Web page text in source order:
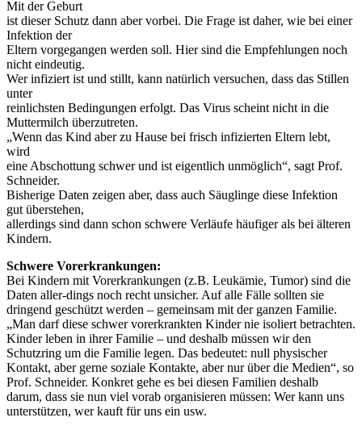
Mit der Geburt
ist dieser Schutz dann aber vorbei. Die Frage ist daher, wie bei einer
Infektion der
Eltern vorgegangen werden soll. Hier sind die Empfehlungen noch
nicht eindeutig.
Wer infiziert ist und stillt, kann natürlich versuchen, dass das Stillen
unter
reinlichsten Bedingungen erfolgt. Das Virus scheint nicht in die
Muttermilch überzutreten.
„Wenn das Kind aber zu Hause bei frisch infizierten Eltern lebt,
wird
eine Abschottung schwer und ist eigentlich unmöglich“, sagt Prof.
Schneider.
Bisherige Daten zeigen aber, dass auch Säuglinge diese Infektion
gut überstehen,
allerdings sind dann schon schwere Verläufe häufiger als bei älteren
Kindern.
Schwere Vorerkrankungen:
Bei Kindern mit Vorerkrankungen (z.B. Leukämie, Tumor) sind die
Daten aller-dings noch recht unsicher. Auf alle Fälle sollten sie
dringend geschützt werden – gemeinsam mit der ganzen Familie.
„Man darf diese schwer vorerkrankten Kinder nie isoliert betrachten.
Kinder leben in ihrer Familie – und deshalb müssen wir den
Schutzring um die Familie legen. Das bedeutet: null physischer
Kontakt, aber gerne soziale Kontakte, aber nur über die Medien“, so
Prof. Schneider. Konkret gehe es bei diesen Familien deshalb
darum, dass sie nun viel vorab organisieren müssen: Wer kann uns
unterstützen, wer kauft für uns ein usw.